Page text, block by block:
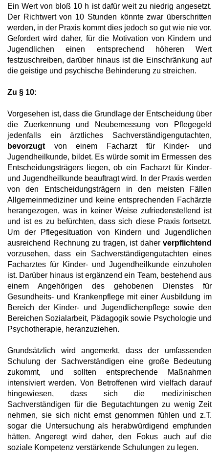
Ein Wert von bloß 10 h ist dafür weit zu niedrig angesetzt.
Der Richtwert von 10 Stunden könnte zwar überschritten
werden, in der Praxis kommt dies jedoch so gut wie nie vor.
Gefordert wird daher, für die Motivation von Kindern und
Jugendlichen einen entsprechend höheren Wert
festzuschreiben, darüber hinaus ist die Einschränkung auf
die geistige und psychische Behinderung zu streichen.
Zu § 10:
Vorgesehen ist, dass die Grundlage der Entscheidung über
die Zuerkennung und Neubemessung von Pflegegeld
jedenfalls ein ärztliches Sachverständigengutachten,
bevorzugt von einem Facharzt für Kinder- und
Jugendheilkunde, bildet. Es würde somit im Ermessen des
Entscheidungsträgers liegen, ob ein Facharzt für Kinder-
und Jugendheilkunde beauftragt wird. In der Praxis werden
von den Entscheidungsträgern in den meisten Fällen
Allgemeinmediziner und keine entsprechenden Fachärzte
herangezogen, was in keiner Weise zufriedenstellend ist
und ist es zu befürchten, dass sich diese Praxis fortsetzt.
Um der Pflegesituation von Kindern und Jugendlichen
ausreichend Rechnung zu tragen, ist daher verpflichtend
vorzusehen, dass ein Sachverständigengutachten eines
Facharztes für Kinder- und Jugendheilkunde einzuholen
ist. Darüber hinaus ist ergänzend ein Team, bestehend aus
einem Angehörigen des gehobenen Dienstes für
Gesundheits- und Krankenpflege mit einer Ausbildung im
Bereich der Kinder- und Jugendlichenpflege sowie den
Bereichen Sozialarbeit, Pädagogik sowie Psychologie und
Psychotherapie, heranzuziehen.
Grundsätzlich wird angemerkt, dass der umfassenden
Schulung der Sachverständigen eine große Bedeutung
zukommt, und sollten entsprechende Maßnahmen
intensiviert werden. Von Betroffenen wird vielfach darauf
hingewiesen, dass sich die medizinischen
Sachverständigen für die Begutachtungen zu wenig Zeit
nehmen, sie sich nicht ernst genommen fühlen und z.T.
sogar die Untersuchung als herabwürdigend empfunden
hätten. Angeregt wird daher, den Fokus auch auf die
soziale Kompetenz verstärkende Schulungen zu legen.